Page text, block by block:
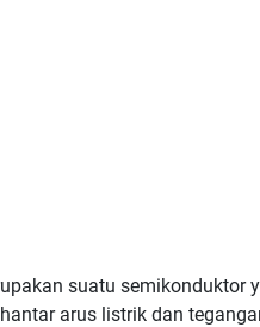
suatu semikonduktor
arus listrik dan